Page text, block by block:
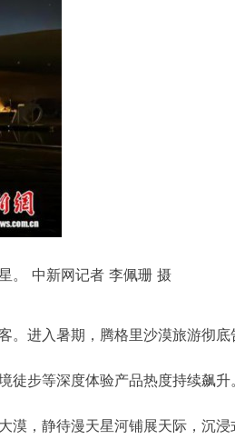
。 中新网记者 李佩珊 摄
。进入暑期，腾格里沙漠旅游彻底
徒步等深度体验产品热度持续飙升
漠，静待漫天星河铺展天际，沉浸